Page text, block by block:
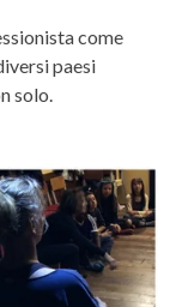
come
paesi
solo.